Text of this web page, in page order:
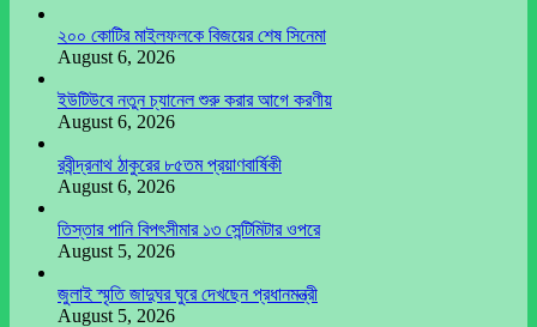
২০০ কোটির মাইলফলকে বিজয়ের শেষ সিনেমা
August 6, 2026
ইউটিউবে নতুন চ্যানেল শুরু করার আগে করণীয়
August 6, 2026
রবীন্দ্রনাথ ঠাকুরের ৮৫তম প্রয়াণবার্ষিকী
August 6, 2026
তিস্তার পানি বিপৎসীমার ১৩ সেন্টিমিটার ওপরে
August 5, 2026
জুলাই স্মৃতি জাদুঘর ঘুরে দেখছেন প্রধানমন্ত্রী
August 5, 2026